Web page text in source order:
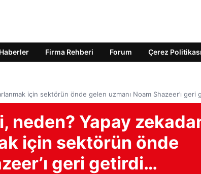
Firma Rehberi Forum Çerez Politikası
için sektörün önde gelen uzmanı Noam Shazeer’ı geri
neden? Yapay
için sektörün önde
geri getirdi…